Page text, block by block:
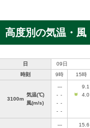
高度別の気温・風
日 09日
時刻
9時 15時
3100m
気温(℃)
風(m/s)
---
-
-
-
-
-
-
9.1
4.0
---
15.6